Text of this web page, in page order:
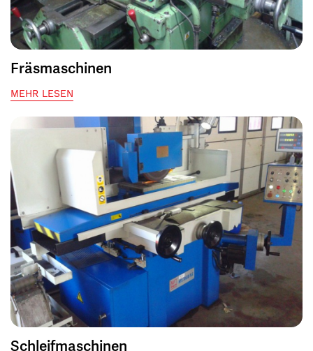
Fräsmaschinen
MEHR LESEN
Schleifmaschinen